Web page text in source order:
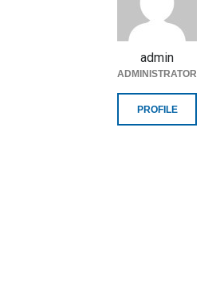
admin
ADMINISTRATOR
PROFILE